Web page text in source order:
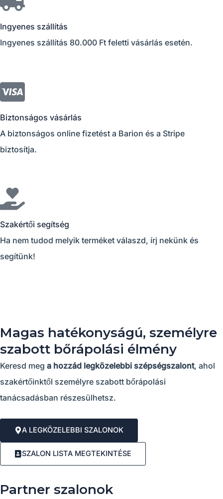
Ingyenes szállítás
Ingyenes szállítás 80.000 Ft feletti vásárlás esetén.
Biztonságos vásárlás
A biztonságos online fizetést a Barion és a Stripe
biztosítja.
Szakértői segítség
Ha nem tudod melyik terméket válaszd, írj nekünk és
segítünk!
Magas hatékonyságú, személyre
szabott bőrápolási élmény
Keresd meg a hozzád legközelebbi szépségszalont, ahol
szakértőinktől személyre szabott bőrápolási
tanácsadásban részesülhetsz.
A LEGKÖZELEBBI SZALONOK
SZALON LISTA MEGTEKINTÉSE
Partner szalonok